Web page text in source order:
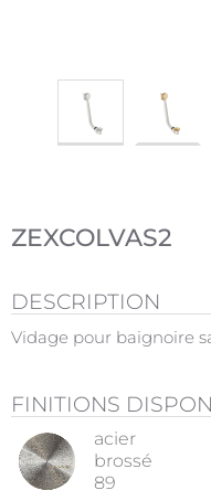
ZEXCOLVAS2
DESCRIPTION
Vidage pour baignoire
FINITIONS
acier
brossé
89